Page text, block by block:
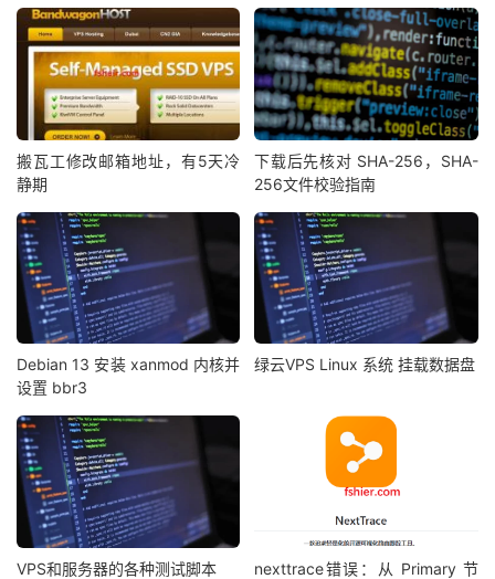
搬瓦工修改邮箱地址，有5天冷
静期
下载后先核对 SHA-256，SHA-
256文件校验指南
Debian 13 安装 xanmod 内核并
设置 bbr3
绿云VPS Linux 系统 挂载数据盘
VPS和服务器的各种测试脚本
nexttrace错误：从 Primary 节